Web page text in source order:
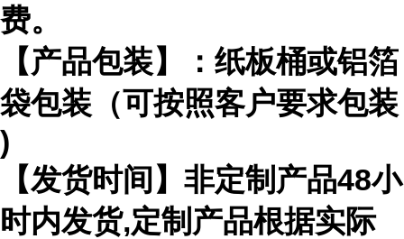
费。
【产品包装】：纸板桶或铝箔
袋包装（可按照客户要求包装
)
【发货时间】非定制产品48小
时内发货,定制产品根据实际